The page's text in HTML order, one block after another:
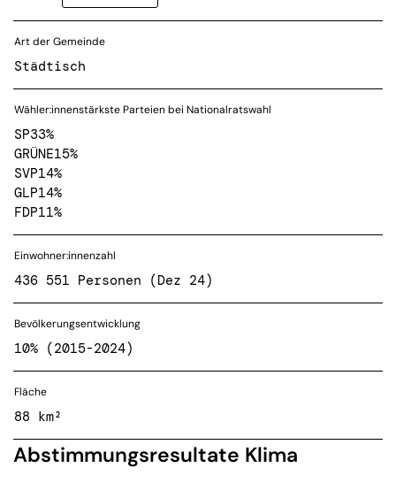
Art der Gemeinde
Städtisch
Wähler:innenstärkste Parteien bei Nationalratswahl
SP33%
GRÜNE15%
SVP14%
GLP14%
FDP11%
Einwohner:innenzahl
436 551 Personen (Dez 24)
Bevölkerungsentwicklung
10% (2015-2024)
Fläche
88 km²
Abstimmungsresultate Klima